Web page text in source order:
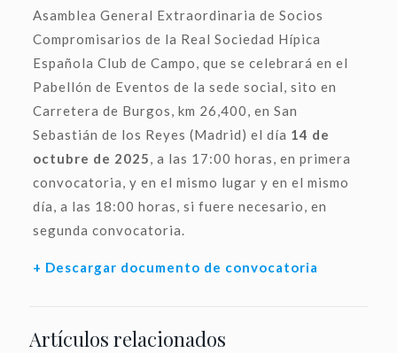
Asamblea General Extraordinaria de Socios
Compromisarios de la Real Sociedad Hípica
Española Club de Campo, que se celebrará en el
Pabellón de Eventos de la sede social, sito en
Carretera de Burgos, km 26,400, en San
Sebastián de los Reyes (Madrid) el día 14 de
octubre de 2025, a las 17:00 horas, en primera
convocatoria, y en el mismo lugar y en el mismo
día, a las 18:00 horas, si fuere necesario, en
segunda convocatoria.
+ Descargar documento de convocatoria
Artículos relacionados